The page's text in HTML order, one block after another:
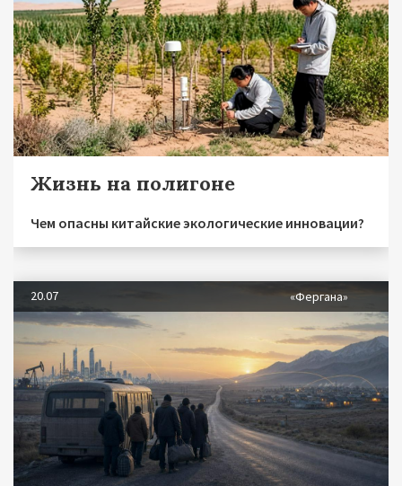
Жизнь на полигоне
Чем опасны китайские экологические инновации?
20.07 «Фергана»